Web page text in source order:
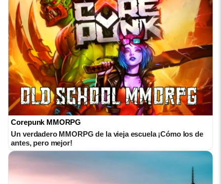
Corepunk MMORPG
Un verdadero MMORPG de la vieja escuela ¡Cómo los de
antes, pero mejor!